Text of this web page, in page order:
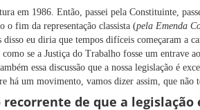
em 1986. Então, passei pela Constituinte,
o fim da representação classista (pela Emenda
disso eu diria que tempos difíceis começaram a
se a Justiça do Trabalho fosse um entrave
essa discussão que a nossa legislação é
há um movimento, vamos dizer assim, que
de que a legislação